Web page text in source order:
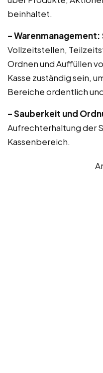
beinhaltet.
– Warenmanagement:
Vollzeitstellen,
Ordnen und Auffüllen
Kasse zuständig sein,
Bereiche ordentlich
– Sauberkeit und
Aufrechterhaltung der
Kassenbereich.